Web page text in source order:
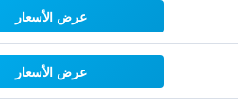
عرض الأسعار
عرض الأسعار